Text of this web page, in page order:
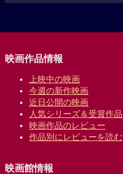
映画作品情報
上映中の映画
今週の新作映画
近日公開の映画
人気シリーズ＆受賞作品
映画作品のレビュー
作品別にレビューを読む
映画館情報